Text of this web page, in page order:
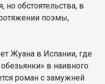
но обстоятельства, в
поэмы,
Жуана в Испании, где
в наивного
роман с замужней